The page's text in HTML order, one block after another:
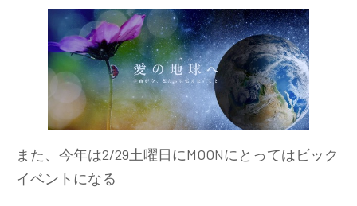
また、今年は2/29土曜日にMOONにとってはビック
イベントになる